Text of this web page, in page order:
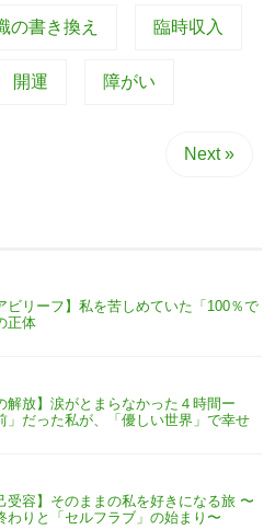
の書き換え 臨時収入
開運 障がい
Next »
ビリーフ】私を苦しめていた「100％で
正体
解放】涙がとまらなかった４時間ー
」だった私が、「優しい世界」で幸せ
受容】そのままの私を好きになる旅 〜
わりと「セルフラブ」の始まり〜